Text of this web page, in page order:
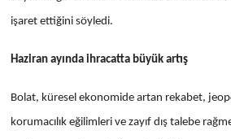
işaret ettiğini söyledi.
Haziran ayında ihracatta büyük artış
Bolat, küresel ekonomide artan rekabet,
korumacılık eğilimleri ve zayıf dış talebe